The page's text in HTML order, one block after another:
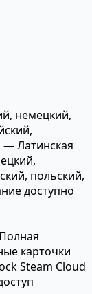
немецкий,
— Латинская
польский,
доступно
Полная
карточки
Steam Cloud